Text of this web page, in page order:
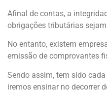
Afinal de contas, a
obrigações tributárias
No entanto, existem
emissão de comprovantes
Sendo assim, tem sido
iremos ensinar no decorrer